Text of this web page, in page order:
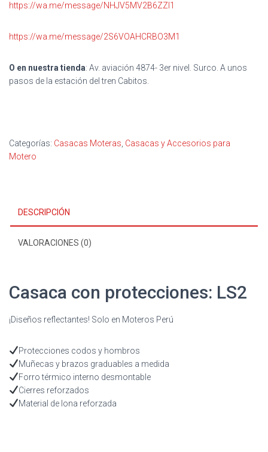
https://wa.me/message/NHJV5MV2B6ZZI1
https://wa.me/message/2S6VOAHCRBO3M1
O en nuestra tienda: Av. aviación 4874- 3er nivel. Surco. A unos
pasos de la estación del tren Cabitos.
Categorías: Casacas Moteras Casacas y Accesorios para
Motero
DESCRIPCIÓN
VALORACIONES (0)
Casaca con protecciones: LS2
¡Diseños reflectantes! Solo en Moteros Perú
Protecciones codos y hombros
Muñecas y brazos graduables a medida
Forro térmico interno desmontable
Cierres reforzados
Material de lona reforzada